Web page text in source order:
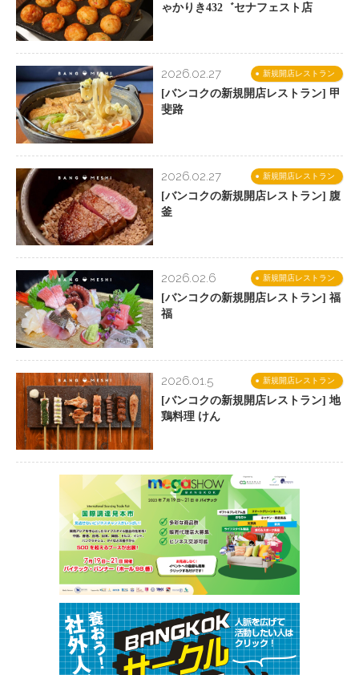
ゃかりき432゛セナフェスト店
新規開店レストラン
2026.02.27
[バンコクの新規開店レストラン] 甲
斐路
新規開店レストラン
2026.02.27
[バンコクの新規開店レストラン] 腹
釜
新規開店レストラン
2026.02.6
[バンコクの新規開店レストラン] 福
福
新規開店レストラン
2026.01.5
[バンコクの新規開店レストラン] 地
鶏料理 けん